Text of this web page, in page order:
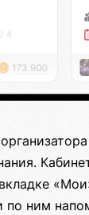
по ним